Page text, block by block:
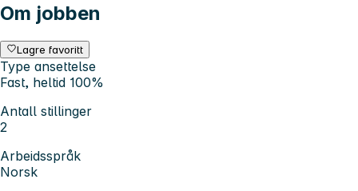
Om jobben
Lagre favoritt
Type ansettelse
Fast, heltid 100%
Antall stillinger
2
Arbeidsspråk
Norsk